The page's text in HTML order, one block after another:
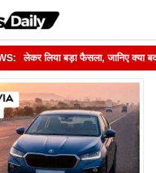
लिया बड़ा फैसला, जानिए क्या बदलेगा